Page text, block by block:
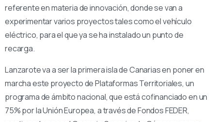
referente en materia de innovación, donde se van a
experimentar varios proyectos tales como el vehículo
eléctrico, para el que ya se ha instalado un punto de
recarga.
Lanzarote va a ser la primera isla de Canarias en poner en
marcha este proyecto de Plataformas Territoriales, un
programa de ámbito nacional, que está cofinanciado en un
75% por la Unión Europea, a través de Fondos FEDER,